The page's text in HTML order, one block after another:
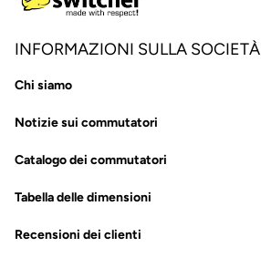
INFORMAZIONI SULLA SOCIETÀ
Chi siamo
Notizie sui commutatori
Catalogo dei commutatori
Tabella delle dimensioni
Recensioni dei clienti